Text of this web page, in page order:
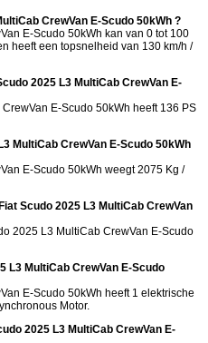
CrewVan E-Scudo 50kWh ?
E-Scudo 50kWh kan van 0 tot 100
heeft een topsnelheid van 130 km/h /
2025 L3 MultiCab CrewVan E-
E-Scudo 50kWh heeft 136 PS
MultiCab CrewVan E-Scudo 50kWh
E-Scudo 50kWh weegt 2075 Kg /
Scudo 2025 L3 MultiCab CrewVan
2025 L3 MultiCab CrewVan E-Scudo
L3 MultiCab CrewVan E-Scudo
E-Scudo 50kWh heeft 1 elektrische
Motor.
2025 L3 MultiCab CrewVan E-